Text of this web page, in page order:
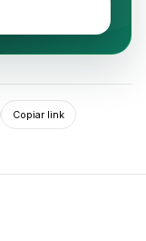
Copiar link